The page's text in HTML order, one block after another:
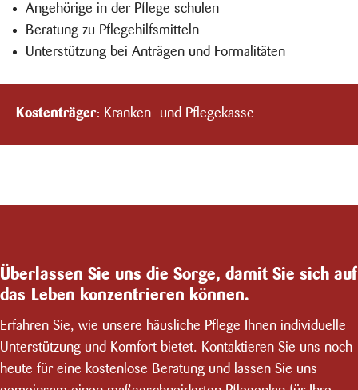
Angehörige in der Pflege schulen
Beratung zu Pflegehilfsmitteln
Unterstützung bei Anträgen und Formalitäten
Kostenträger: Kranken- und Pflegekasse
Überlassen Sie uns die Sorge, damit Sie sich auf
das Leben konzentrieren können.
Erfahren Sie, wie unsere häusliche Pflege Ihnen individuelle
Unterstützung und Komfort bietet. Kontaktieren Sie uns noch
heute für eine kostenlose Beratung und lassen Sie uns
gemeinsam einen maßgeschneiderten Pflegeplan für Ihre